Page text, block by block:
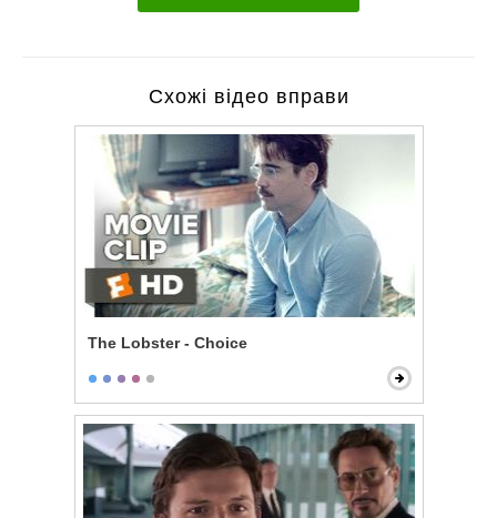
Схожі відео вправи
The Lobster - Choice